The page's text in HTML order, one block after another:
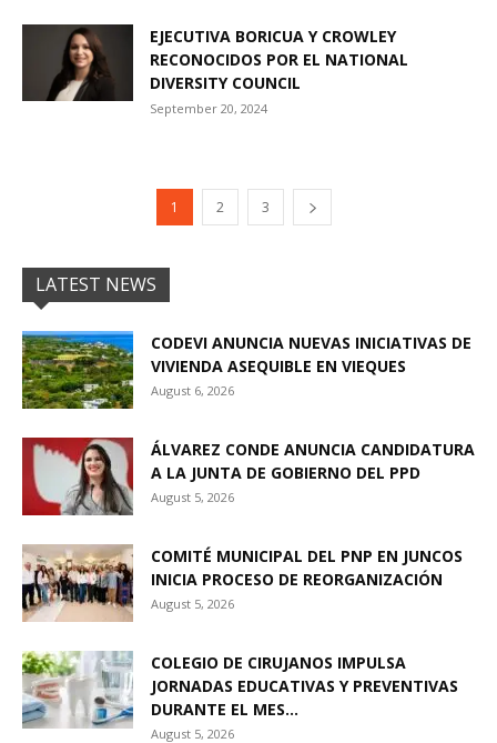
EJECUTIVA BORICUA Y CROWLEY
RECONOCIDOS POR EL NATIONAL
DIVERSITY COUNCIL
September 20, 2024
1 2 3
LATEST NEWS
CODEVI ANUNCIA NUEVAS INICIATIVAS DE
VIVIENDA ASEQUIBLE EN VIEQUES
August 6, 2026
ÁLVAREZ CONDE ANUNCIA CANDIDATURA
A LA JUNTA DE GOBIERNO DEL PPD
August 5, 2026
COMITÉ MUNICIPAL DEL PNP EN JUNCOS
INICIA PROCESO DE REORGANIZACIÓN
August 5, 2026
COLEGIO DE CIRUJANOS IMPULSA
JORNADAS EDUCATIVAS Y PREVENTIVAS
DURANTE EL MES...
August 5, 2026